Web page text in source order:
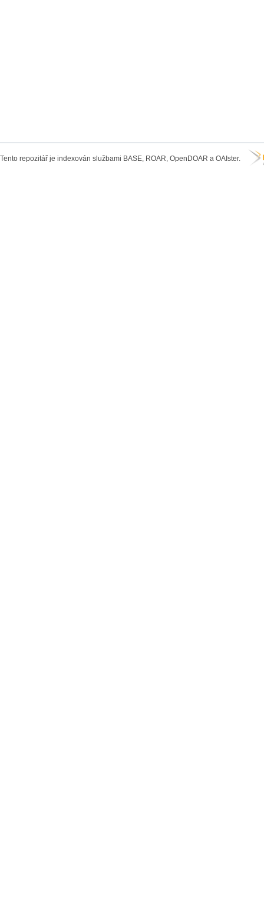
Tento repozitář je indexován službami BASE, ROAR, OpenDOAR a OAIster.